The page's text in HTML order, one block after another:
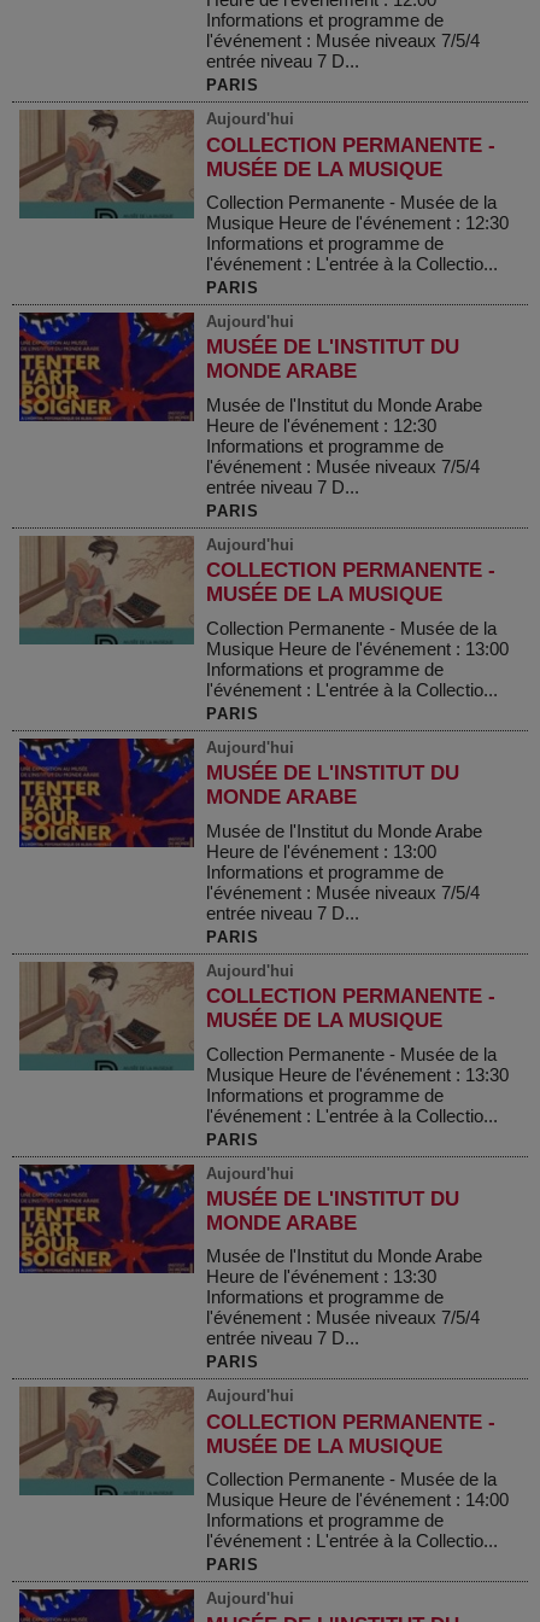
Informations et programme de
l'événement : Musée niveaux 7/5/4
entrée niveau 7 D...
PARIS
Aujourd'hui
COLLECTION PERMANENTE -
MUSÉE DE LA MUSIQUE
Collection Permanente - Musée de la
Musique Heure de l'événement : 12:30
Informations et programme de
l'événement : L'entrée à la Collectio...
PARIS
Aujourd'hui
MUSÉE DE L'INSTITUT DU
MONDE ARABE
Musée de l'Institut du Monde Arabe
Heure de l'événement : 12:30
Informations et programme de
l'événement : Musée niveaux 7/5/4
entrée niveau 7 D...
PARIS
Aujourd'hui
COLLECTION PERMANENTE -
MUSÉE DE LA MUSIQUE
Collection Permanente - Musée de la
Musique Heure de l'événement : 13:00
Informations et programme de
l'événement : L'entrée à la Collectio...
PARIS
Aujourd'hui
MUSÉE DE L'INSTITUT DU
MONDE ARABE
Musée de l'Institut du Monde Arabe
Heure de l'événement : 13:00
Informations et programme de
l'événement : Musée niveaux 7/5/4
entrée niveau 7 D...
PARIS
Aujourd'hui
COLLECTION PERMANENTE -
MUSÉE DE LA MUSIQUE
Collection Permanente - Musée de la
Musique Heure de l'événement : 13:30
Informations et programme de
l'événement : L'entrée à la Collectio...
PARIS
Aujourd'hui
MUSÉE DE L'INSTITUT DU
MONDE ARABE
Musée de l'Institut du Monde Arabe
Heure de l'événement : 13:30
Informations et programme de
l'événement : Musée niveaux 7/5/4
entrée niveau 7 D...
PARIS
Aujourd'hui
COLLECTION PERMANENTE -
MUSÉE DE LA MUSIQUE
Collection Permanente - Musée de la
Musique Heure de l'événement : 14:00
Informations et programme de
l'événement : L'entrée à la Collectio...
PARIS
Aujourd'hui